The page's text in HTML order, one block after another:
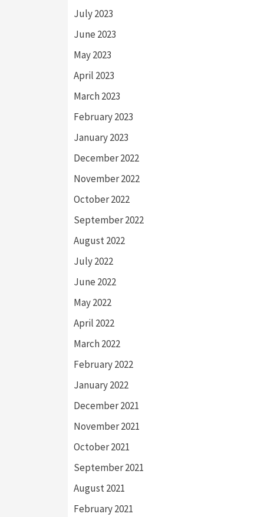
July 2023
June 2023
May 2023
April 2023
March 2023
February 2023
January 2023
December 2022
November 2022
October 2022
September 2022
August 2022
July 2022
June 2022
May 2022
April 2022
March 2022
February 2022
January 2022
December 2021
November 2021
October 2021
September 2021
August 2021
February 2021